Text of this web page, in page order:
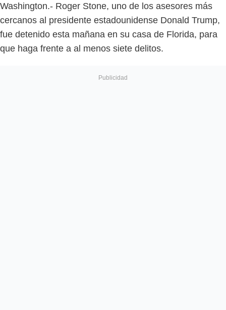
Washington.- Roger Stone, uno de los asesores más
cercanos al presidente estadounidense Donald Trump,
fue detenido esta mañana en su casa de Florida, para
que haga frente a al menos siete delitos.